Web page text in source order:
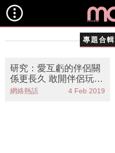
專題合輯
研究：愛互虧的伴侶關
係更長久 敢開伴侶玩笑
更甜蜜快樂
網絡熱話 4 Feb 2019